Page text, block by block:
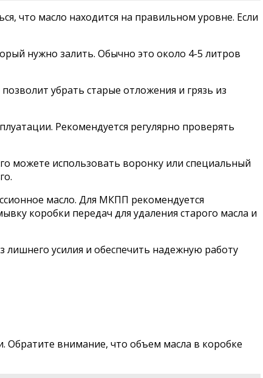
что масло находится на правильном уровне. Если
нужно залить. Обычно это около 4-5 литров
убрать старые отложения и грязь из
Рекомендуется регулярно проверять
можете использовать воронку или специальный
масло. Для МКПП рекомендуется
коробки передач для удаления старого масла и
лишнего усилия и обеспечить надежную работу
Обратите внимание, что объем масла в коробке